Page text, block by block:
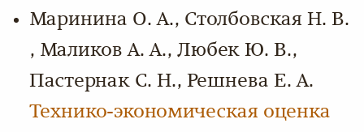
Маринина О. А., Столбовская Н. В.
, Маликов А. А., Любек Ю. В.,
Пастернак С. Н., Решнева Е. А.
Технико-экономическая оценка